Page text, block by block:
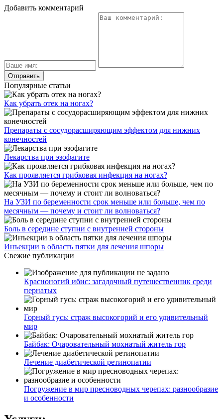
Добавить комментарий
Популярные статьи
Как убрать отек на ногах?
Препараты с сосудорасширяющим эффектом для нижних
конечностей
Лекарства при эзофагите
Как проявляется грибковая инфекция на ногах?
На УЗИ по беременности срок меньше или больше, чем по
месячным — почему и стоит ли волноваться?
Боль в середине ступни с внутренней стороны
Инъекции в область пятки для лечения шпоры
Свежие публикации
Красноногий ибис: загадочный путешественник среди
пернатых
Горный гусь: страж высокогорий и его удивительный
мир
Байбак: Очаровательный мохнатый житель гор
Лечение диабетической ретинопатии
Погружение в мир пресноводных черепах: разнообразие
и особенности